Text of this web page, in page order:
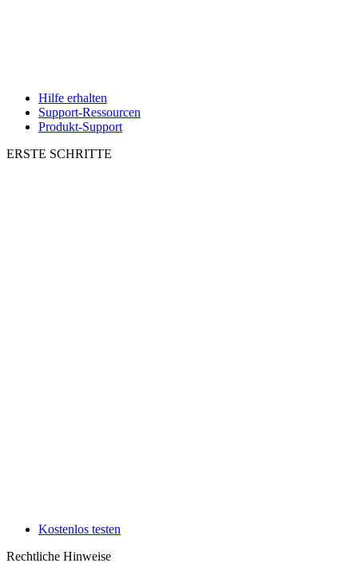
Hilfe erhalten
Support-Ressourcen
Produkt-Support
ERSTE SCHRITTE
Kostenlos testen
Rechtliche Hinweise